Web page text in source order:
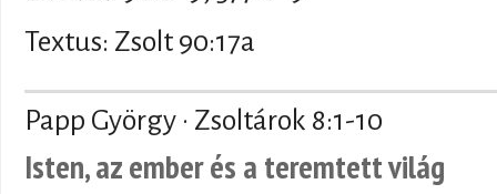
Textus: Zsolt 90:17a
Papp György · Zsoltárok 8:1-10
Isten, az ember és a teremtett világ